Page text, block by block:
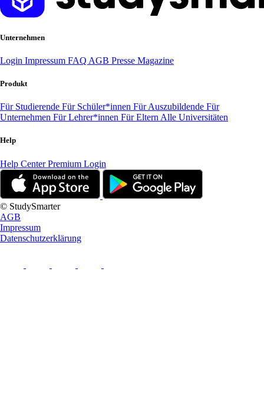
Unternehmen
Login Impressum FAQ AGB Presse Magazine
Produkt
Für Studierende Für Schüler*innen Für Auszubildende Für
Unternehmen Für Lehrer*innen Für Eltern Alle Universitäten
Help
Help CenterPremium Login
© StudySmarter
AGB
Impressum
Datenschutzerklärung